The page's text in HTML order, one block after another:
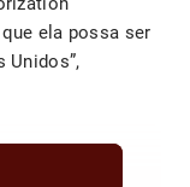
ela possa ser
Unidos”,